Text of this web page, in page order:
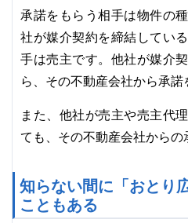
承諾をもらう相手は物件の
社が媒介契約を締結してい
手は売主です。他社が媒介
ら、その不動産会社から承諾
また、他社が売主や売主代
ても、その不動産会社からの
知らない間に「おとり
こともある